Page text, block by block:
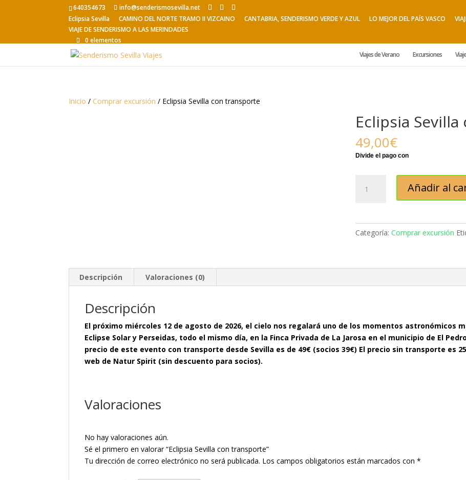
640354673
info@senderismosevilla.net
Eclipsia Sevilla
CAMINO DEL NORTE TRAMO II VIZCAINO CANTABRIA, SENDERISMO VERDE Y AZUL LO MEJOR DEL PAÍS VASCO
VIAJE DE SENDERISMO A LAS MERINDADES
0 elementos
Viajes de Verano
Excursiones
Inicio / Comprar excursión / Eclipsia Sevilla con transporte
Eclipsia
49,00€
Sevilla
cantidad
Añadir al
Categoría: Comprar excursión
Descripción Valoraciones (0)
Descripción
El próximo miércoles 12 de agosto de 2026, el cielo nos regalará uno de los momentos astronómicos
Eclipse Solar y Perseidas, todo el mismo día, en la Finca Privada de La Jarosa en el municipio de El
precio de este evento con transporte desde Sevilla es de 49€ (socios 39€) El precio sin transporte es
web de Natur Spirit (sin descuento para socios).
Valoraciones
No hay valoraciones aún.
Sé el primero en valorar “Eclipsia Sevilla con transporte”
Tu dirección de correo electrónico no será publicada. Los campos obligatorios están marcados con*